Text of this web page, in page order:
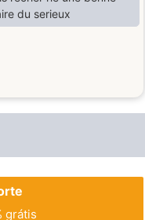
du serieux
grátis